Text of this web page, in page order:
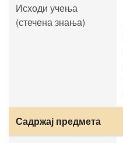
Исходи учења
(стечена знања)
Садржај предмета